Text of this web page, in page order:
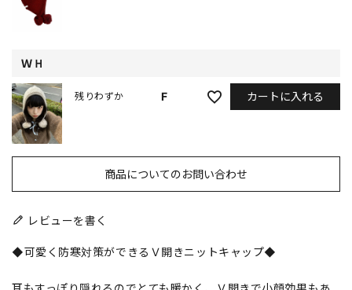
ＷＨ
F
残りわずか カートに入れる
商品についてのお問い合わせ
レビューを書く
◆可愛く防寒対策ができるＶ開きニットキャップ◆